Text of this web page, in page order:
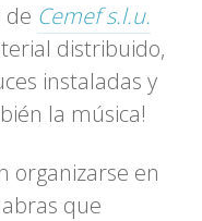
de Cemef s.l.u.
distribuido,
instaladas y
la música!
organizarse en
que